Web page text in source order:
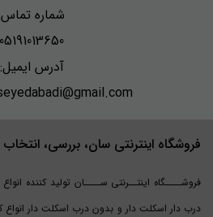
شماره تماس:
05191013650
آدرس ایمیل:
فروشگاه اینترنتی سان، بررسی،
فروشــــگاه اینتــرنتی ســــان تولید کننده
درب دار اسکلت دار و بدون درب اسکلت دار انواع